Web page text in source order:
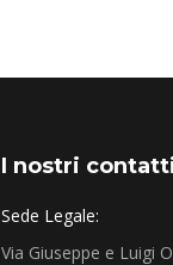
I nostri
Sede Legale:
Via Giuseppe e Luigi